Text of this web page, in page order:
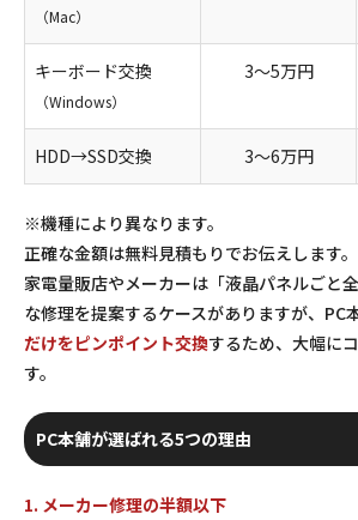
（Mac）
キーボード交換
（Windows）
3〜5万円
HDD→SSD交換 3〜6万円
※機種により異なります。
正確な金額は無料見積もりでお伝えします。
家電量販店やメーカーは「液晶パネルごと
な修理を提案するケースがありますが、PC
だけをピンポイント交換するため、大幅に
す。
PC本舗が選ばれる5つの理由
1. メーカー修理の半額以下